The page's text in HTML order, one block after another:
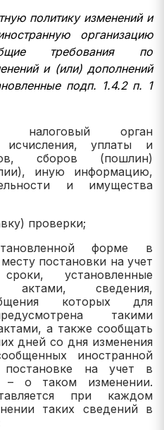
политику изменений и
организацию
требования по
и (или) дополнений
подп. 1.4.2 п. 1
налоговый орган
уплаты и
сборов (пошлин)
иную информацию,
и имущества
проверки;
форме в
постановки на учет
установленные
актами, сведения,
которых для
такими
а также сообщать
дней со дня изменения
иностранной
постановке на учет в
– о таком изменении.
при каждом
таких сведений в